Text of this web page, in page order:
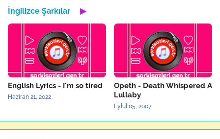
İngilizce Şarkılar ▶
English Lyrics - I'm so tired
Haziran 21, 2022
Opeth - Death Whispered A
Lullaby
Eylül 05, 2007